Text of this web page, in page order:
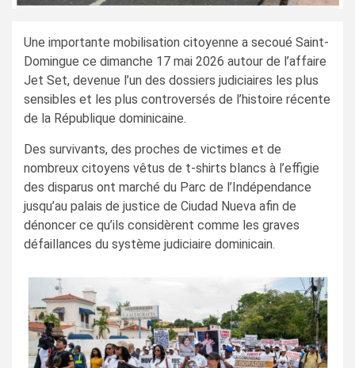
Une importante mobilisation citoyenne a secoué Saint-
Domingue ce dimanche 17 mai 2026 autour de l’affaire
Jet Set, devenue l’un des dossiers judiciaires les plus
sensibles et les plus controversés de l’histoire récente
de la République dominicaine.
Des survivants, des proches de victimes et de
nombreux citoyens vêtus de t-shirts blancs à l’effigie
des disparus ont marché du Parc de l’Indépendance
jusqu’au palais de justice de Ciudad Nueva afin de
dénoncer ce qu’ils considèrent comme les graves
défaillances du système judiciaire dominicain.